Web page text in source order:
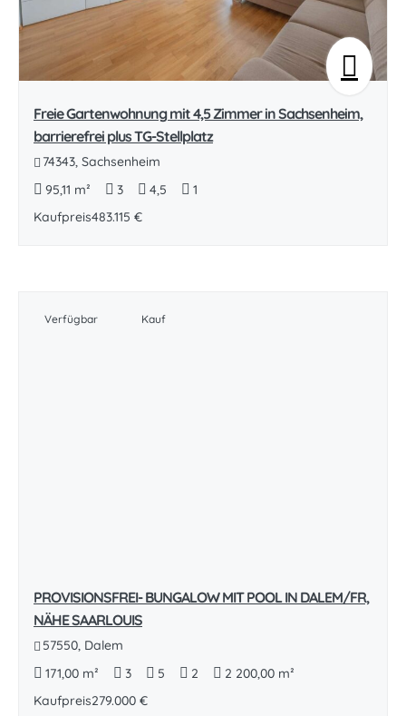
Freie Gartenwohnung mit 4,5 Zimmer in Sachsenheim,
barrierefrei plus TG-Stellplatz
74343, Sachsenheim
95,11 m²
3 4,5
1
Kaufpreis483.115 €
Verfügbar Kauf
PROVISIONSFREI- BUNGALOW MIT POOL IN DALEM/FR,
NÄHE SAARLOUIS
57550, Dalem
171,00 m²
3 5 2
2 200,00 m²
Kaufpreis279.000 €